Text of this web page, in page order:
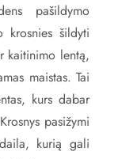
pašildymo
šildyti
kaitinimo lentą,
maistas. Tai
kurs dabar
pasižymi
kurią gali